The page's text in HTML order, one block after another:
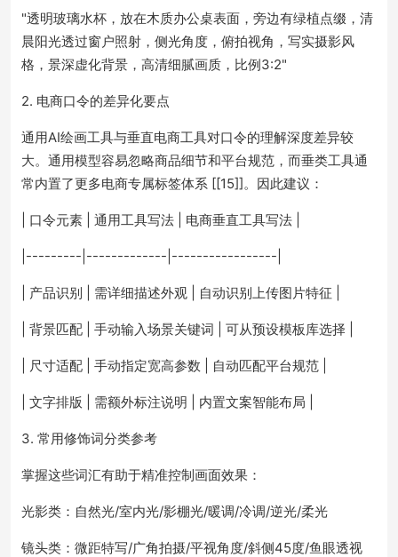
"透明玻璃水杯，放在木质办公桌表面，旁边有绿植点缀，清
晨阳光透过窗户照射，侧光角度，俯拍视角，写实摄影风
格，景深虚化背景，高清细腻画质，比例3:2"
2. 电商口令的差异化要点
通用AI绘画工具与垂直电商工具对口令的理解深度差异较
大。通用模型容易忽略商品细节和平台规范，而垂类工具通
常内置了更多电商专属标签体系 [[15]]。因此建议：
| 口令元素 | 通用工具写法 | 电商垂直工具写法 |
|---------|-------------|-----------------|
| 产品识别 | 需详细描述外观 | 自动识别上传图片特征 |
| 背景匹配 | 手动输入场景关键词 | 可从预设模板库选择 |
| 尺寸适配 | 手动指定宽高参数 | 自动匹配平台规范 |
| 文字排版 | 需额外标注说明 | 内置文案智能布局 |
3. 常用修饰词分类参考
掌握这些词汇有助于精准控制画面效果：
光影类：自然光/室内光/影棚光/暖调/冷调/逆光/柔光
镜头类：微距特写/广角拍摄/平视角度/斜侧45度/鱼眼透视